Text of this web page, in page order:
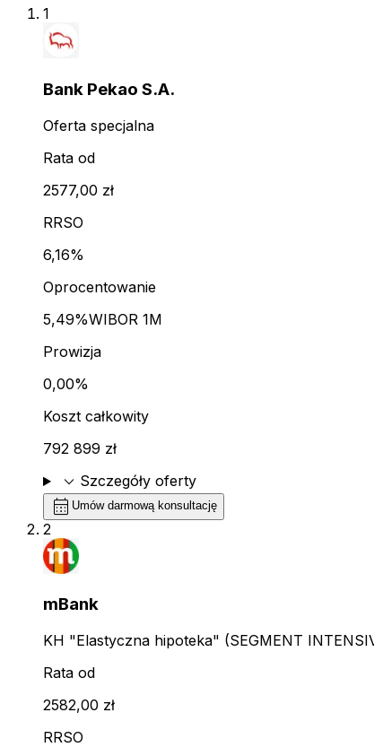
1
Bank Pekao S.A.
Oferta specjalna
Rata od
2577,00 zł
RRSO
6,16%
Oprocentowanie
5,49%WIBOR 1M
Prowizja
0,00%
Koszt całkowity
792 899 zł
expand_more Szczegóły oferty
calendar_month Umów darmową konsultację
2
mBank
KH "Elastyczna hipoteka" (SEGMENT
Rata od
2582,00 zł
RRSO